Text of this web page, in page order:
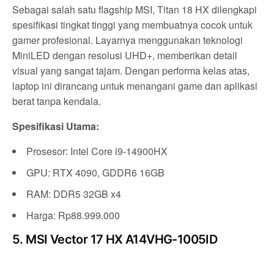
Sebagai salah satu flagship MSI, Titan 18 HX dilengkapi
spesifikasi tingkat tinggi yang membuatnya cocok untuk
gamer profesional. Layarnya menggunakan teknologi
MiniLED dengan resolusi UHD+, memberikan detail
visual yang sangat tajam. Dengan performa kelas atas,
laptop ini dirancang untuk menangani game dan aplikasi
berat tanpa kendala.
Spesifikasi Utama:
Prosesor: Intel Core i9-14900HX
GPU: RTX 4090, GDDR6 16GB
RAM: DDR5 32GB x4
Harga: Rp88.999.000
5. MSI Vector 17 HX A14VHG-1005ID